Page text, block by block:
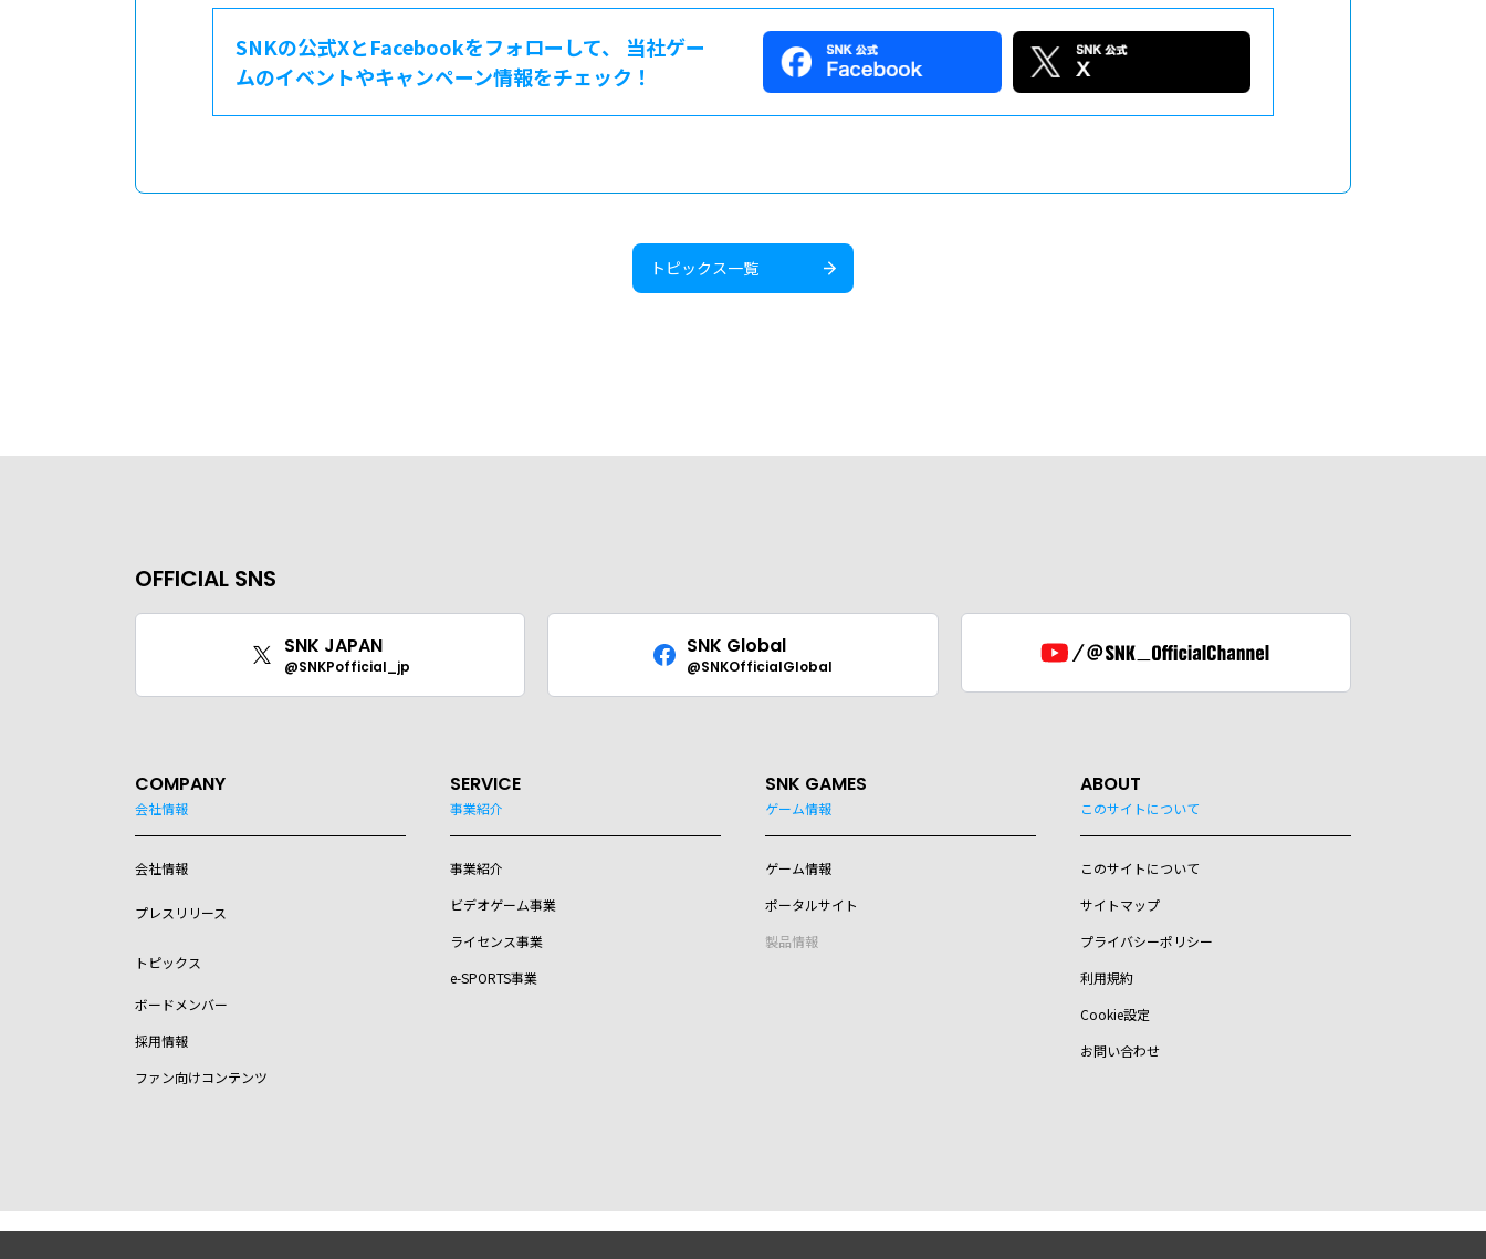
SNKの公式XとFacebookをフォローして、 当社ゲー
ムのイベントやキャンペーン情報をチェック！
トピックス一覧
OFFICIAL SNS
SNK JAPAN
@SNKPofficial_jp
SNK Global
@SNKOfficialGlobal
COMPANY
会社情報
会社情報
プレスリリース
トピックス
ボードメンバー
採用情報
ファン向けコンテンツ
SERVICE
事業紹介
事業紹介
ビデオゲーム事業
ライセンス事業
e-SPORTS事業
SNK GAMES
ゲーム情報
ゲーム情報
ポータルサイト
製品情報
ABOUT
このサイトについて
このサイトについて
サイトマップ
プライバシーポリシー
利用規約
Cookie設定
お問い合わせ